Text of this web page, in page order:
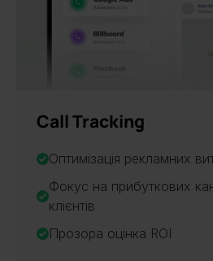
Call Tracking
Оптимізація рекламних
Фокус на прибуткових
клієнтів
Прозора оцінка ROI